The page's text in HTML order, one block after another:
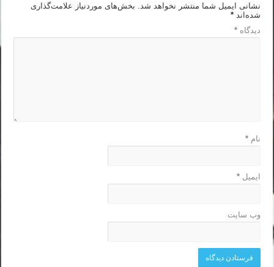
نشانی ایمیل شما منتشر نخواهد شد.
بخش‌های موردنیاز علامت‌گذاری
شده‌اند*
دیدگاه*
نام*
ایمیل*
وب‌ سایت